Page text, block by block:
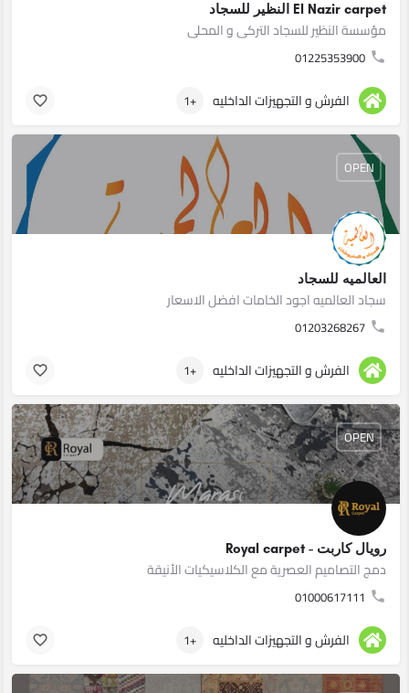
El Nazir carpet النظير للسجاد
مؤسسة النظير للسجاد التركى و المحلى
01225353900
الفرش و التجهيزات الداخليه +1
العالميه للسجاد
سجاد العالميه اجود الخامات افضل الاسعار
01203268267
OPEN
الفرش و التجهيزات الداخليه +1
رويال كاربت - Royal carpet
دمج التصاميم العصرية مع الكلاسيكيات الأنيقة
01000617111
OPEN
الفرش و التجهيزات الداخليه +1